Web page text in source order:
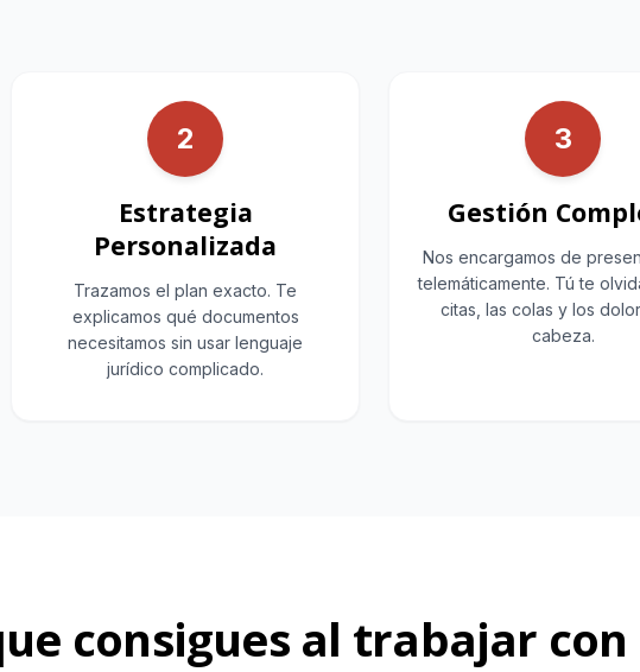
2
Estrategia
Personalizada
Trazamos el plan exacto. Te
explicamos qué documentos
necesitamos sin usar lenguaje
jurídico complicado.
3
Gestión
Nos encargamos de
telemáticamente. Tú te
citas, las colas y los
cabeza.
consigues al trabajar